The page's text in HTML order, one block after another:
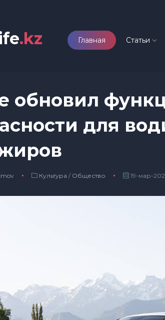
.kz Главная Статьи
обновил
для
Культура / Общество 19-мар-